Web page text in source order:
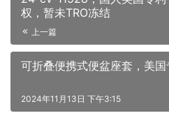
权，暂未TRO冻结
上一篇
可折叠便携式便盆座套，美国
2024年11月13日 下午3:15